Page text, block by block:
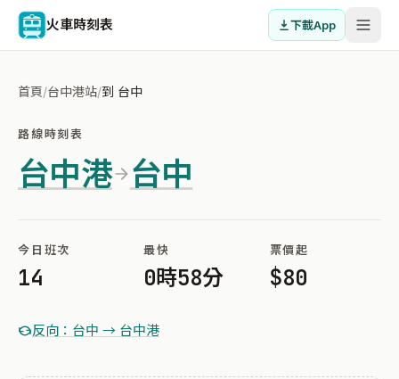
火車時刻表 下載App
首頁/台中港站/到 台中
路線時刻表
台中港 台中
今日班次
14
最快
0時58分
票價起
$80
反向：台中 → 台中港